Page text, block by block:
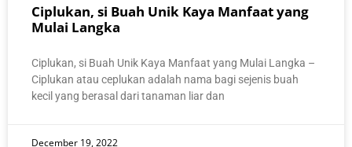
Ciplukan, si Buah Unik Kaya Manfaat yang
Mulai Langka
Ciplukan, si Buah Unik Kaya Manfaat yang Mulai Langka –
Ciplukan atau ceplukan adalah nama bagi sejenis buah
kecil yang berasal dari tanaman liar dan
December 19, 2022